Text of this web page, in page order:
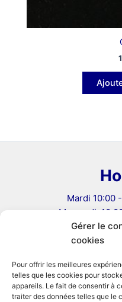
Gérer le
cookies
Pour offrir les meilleures
telles que les cookies pour
appareils. Le fait de consentir à
traiter des données telles que le
Mardi 10:00
Mercredi:
Jeudi: 10:00
Vendredi: